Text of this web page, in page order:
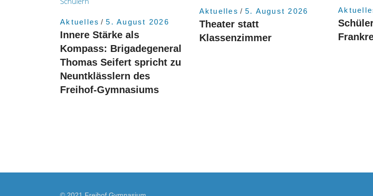
Aktuelles 5. August 2026
Innere Stärke als
Kompass: Brigadegeneral
Thomas Seifert spricht zu
Neuntklässlern des
Freihof-Gymnasiums
Aktuelles 5. August 2026
Theater statt
Klassenzimmer